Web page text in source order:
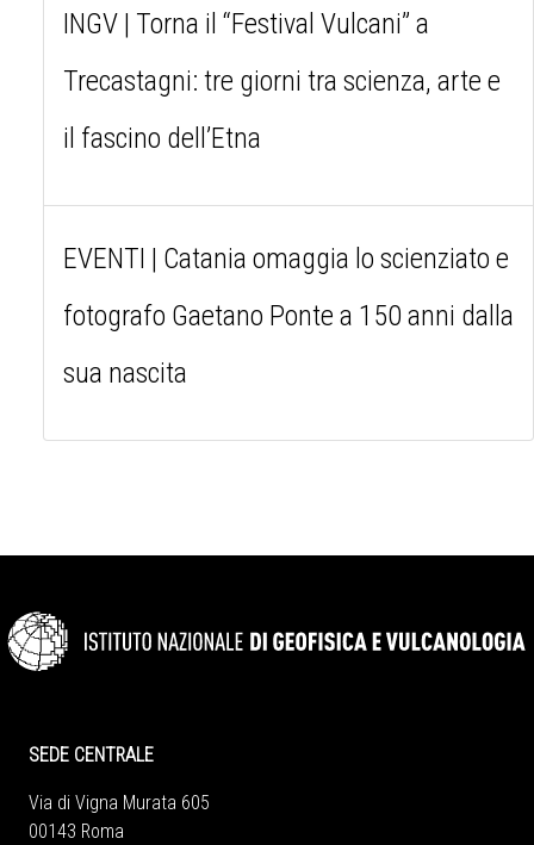
INGV | Torna il “Festival Vulcani” a
Trecastagni: tre giorni tra scienza, arte e
il fascino dell’Etna
EVENTI | Catania omaggia lo scienziato e
fotografo Gaetano Ponte a 150 anni dalla
sua nascita
SEDE CENTRALE
Via di Vigna Murata 605
00143 Roma